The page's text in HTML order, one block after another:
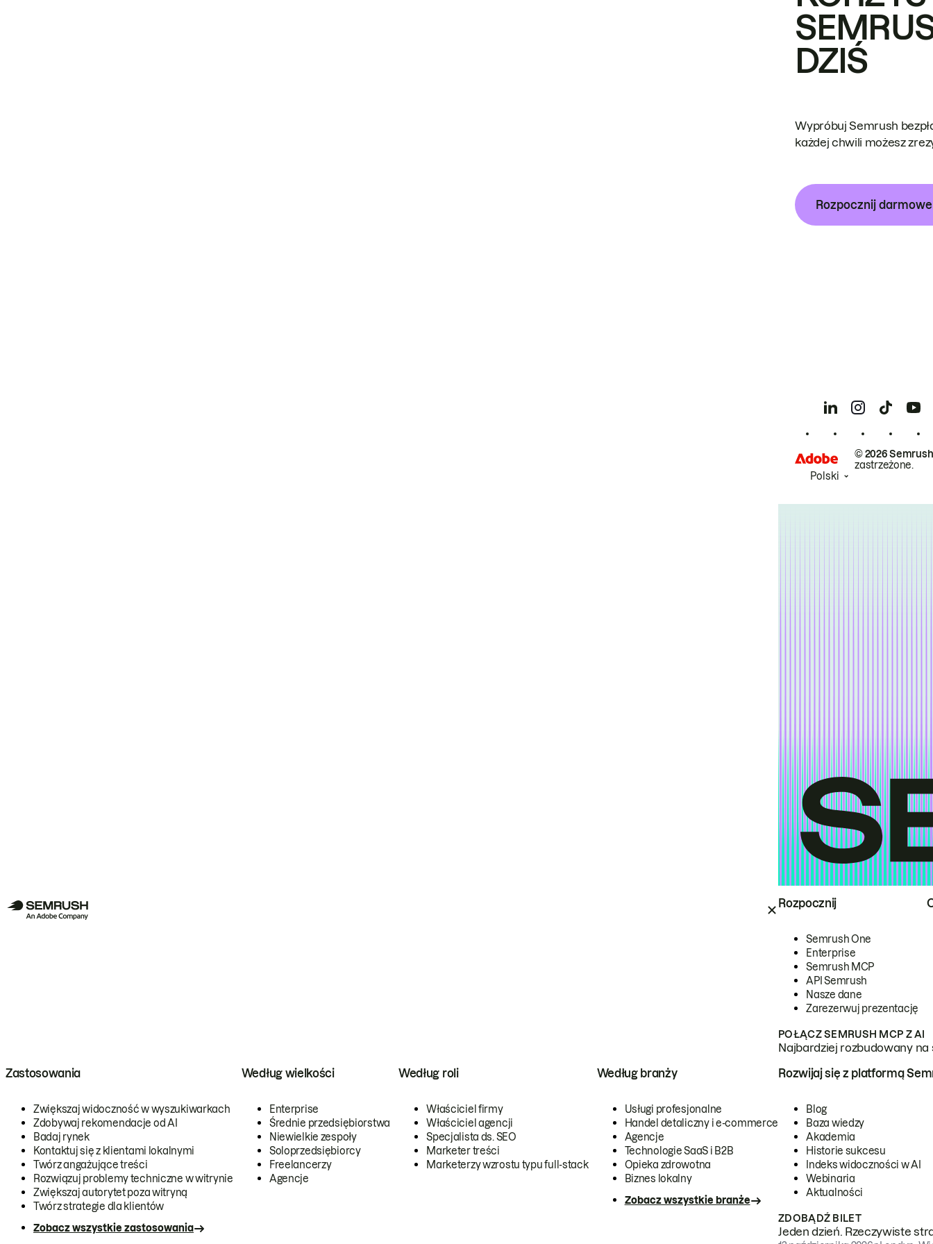
Rozpocznij
Semrush One
Enterprise
Semrush MCP
API Semrush
Nasze dane
Zarezerwuj prezentację
POŁĄCZ SEMRUSH MCP Z AI
Najbardziej rozbudowany
Zastosowania
Zwiększaj widoczność w wyszukiwarkach
Zdobywaj rekomendacje od AI
Badaj rynek
Kontaktuj się z klientami lokalnymi
Twórz angażujące treści
Rozwiązuj problemy techniczne w witrynie
Zwiększaj autorytet poza witryną
Twórz strategie dla klientów
Zobacz wszystkie zastosowania
Według wielkości
Enterprise
Średnie przedsiębiorstwa
Niewielkie zespoły
Soloprzedsiębiorcy
Freelancerzy
Agencje
Według roli
Właściciel firmy
Właściciel agencji
Specjalista ds. SEO
Marketer treści
Marketerzy wzrostu typu full-stack
Według branży
Usługi profesjonalne
Handel detaliczny i e-commerce
Agencje
Technologie SaaS i B2B
Opieka zdrowotna
Biznes lokalny
Zobacz wszystkie branże
Rozwijaj się z platformą
Blog
Baza wiedzy
Akademia
Historie sukcesu
Indeks widoczności w AI
Webinaria
Aktualności
ZDOBĄDŹ BILET
Jeden dzień. Rzeczywiste
DZIŚ
Wypróbuj Semrush
każdej chwili możesz
Rozpocznij
© 2026
zastrzeżone.
Polski